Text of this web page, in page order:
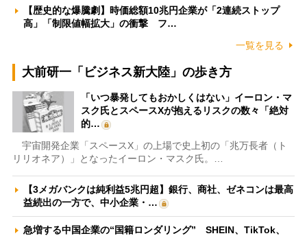
【歴史的な爆騰劇】時価総額10兆円企業が「2連続ストップ
高」「制限値幅拡大」の衝撃 フ…
一覧を見る
大前研一「ビジネス新大陸」の歩き方
「いつ暴発してもおかしくはない」イーロン・マ
スク氏とスペースXが抱えるリスクの数々「絶対
的…
宇宙開発企業「スペースX」の上場で史上初の「兆万長者（ト
リリオネア）」となったイーロン・マスク氏。…
【3メガバンクは純利益5兆円超】銀行、商社、ゼネコンは最高
益続出の一方で、中小企業・…
急増する中国企業の“国籍ロンダリング” SHEIN、TikTok、